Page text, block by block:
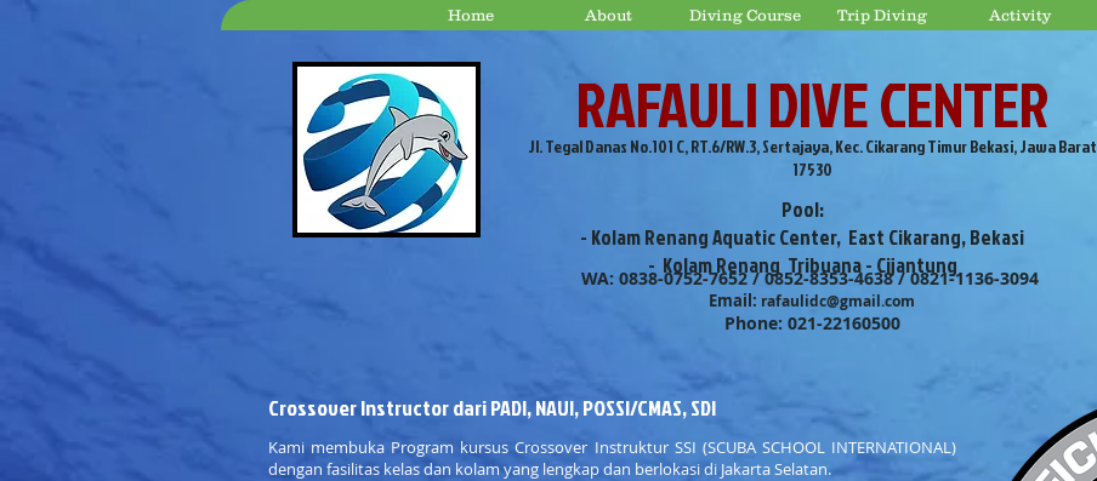
Home About Diving Course Trip Diving Activity
RAFAULI DIVE CENTER
WA: 0838-0752-7652 / 0852-8353-4638 / 0821-1136-3094
Email: rafaulidc@gmail.com
Phone: 021-22160500
Jl. Tegal Danas No.101 C, RT.6/RW.3, Sertajaya, Kec. Cikarang Timur Bekasi, Jawa Barat
17530
Pool:
- Kolam Renang Aquatic Center, East Cikarang, Bekasi
- Kolam Renang Tribuana - Cijantung
Kami membuka Program kursus Crossover Instruktur SSI (SCUBA SCHOOL INTERNATIONAL)
dengan fasilitas kelas dan kolam yang lengkap dan berlokasi di Jakarta Selatan.
Crossover Instructor dari PADI, NAUI, POSSI/CMAS, SDI